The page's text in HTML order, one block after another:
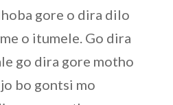
gore o dira dilo
o itumele. Go dira
go dira gore motho
bo gontsi mo